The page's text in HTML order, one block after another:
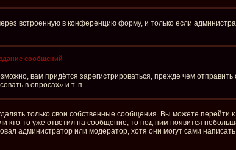
встроенную в конференцию форму, и только если
сообщений
вам придётся зарегистрироваться, прежде чем
в опросах» и т. п.
только свои собственные сообщения. Вы можете перейти
то уже ответил на сообщение, то под ним появится
администратор или модератор, хотя они могут сами